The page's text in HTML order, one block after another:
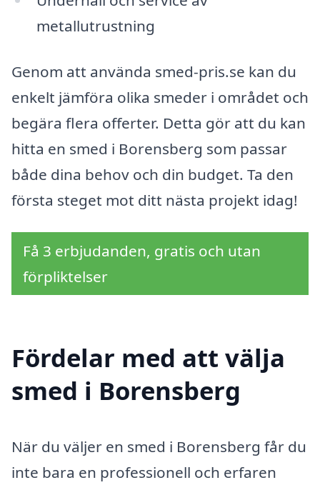
metallutrustning
Genom att använda smed-pris.se kan du
enkelt jämföra olika smeder i området och
begära flera offerter. Detta gör att du kan
hitta en smed i Borensberg som passar
både dina behov och din budget. Ta den
första steget mot ditt nästa projekt idag!
Få 3 erbjudanden, gratis och utan
förpliktelser
Fördelar med att välja
smed i Borensberg
När du väljer en smed i Borensberg får du
inte bara en professionell och erfaren